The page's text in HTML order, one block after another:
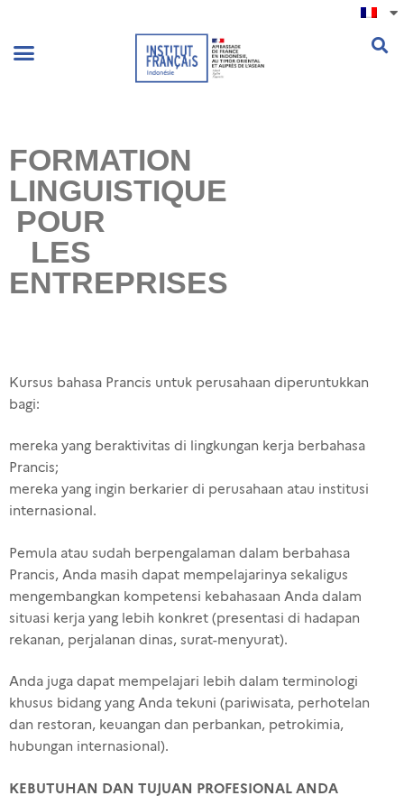
FORMATION
LINGUISTIQUE
POUR
LES
ENTREPRISES
Kursus bahasa Prancis untuk perusahaan diperuntukkan
bagi:
mereka yang beraktivitas di lingkungan kerja berbahasa
Prancis;
mereka yang ingin berkarier di perusahaan atau institusi
internasional.
Pemula atau sudah berpengalaman dalam berbahasa
Prancis, Anda masih dapat mempelajarinya sekaligus
mengembangkan kompetensi kebahasaan Anda dalam
situasi kerja yang lebih konkret (presentasi di hadapan
rekanan, perjalanan dinas, surat-menyurat).
Anda juga dapat mempelajari lebih dalam terminologi
khusus bidang yang Anda tekuni (pariwisata, perhotelan
dan restoran, keuangan dan perbankan, petrokimia,
hubungan internasional).
KEBUTUHAN DAN TUJUAN PROFESIONAL ANDA